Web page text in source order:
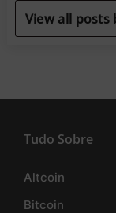
View all posts
Tudo Sobre
Altcoin
Bitcoin